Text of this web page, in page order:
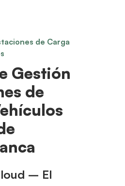
de Carga
Gestión
de
– El